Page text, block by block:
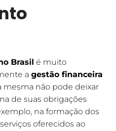
Brasil é muito
a gestão financeira
mesma não pode deixar
de suas obrigações
na formação dos
oferecidos ao